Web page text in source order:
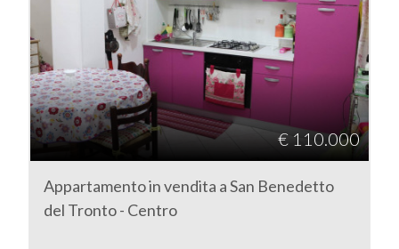
€ 110.000
Appartamento in vendita a San Benedetto
del Tronto - Centro